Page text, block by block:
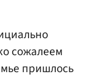
сожалеем
пришлось